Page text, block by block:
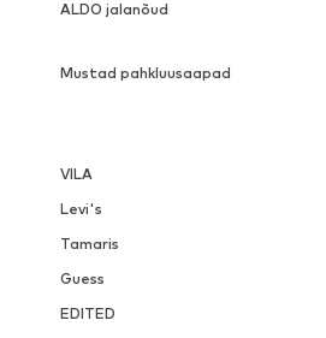
ALDO jalanõud
Mustad pahkluusaapad
VILA
Levi's
Tamaris
Guess
EDITED